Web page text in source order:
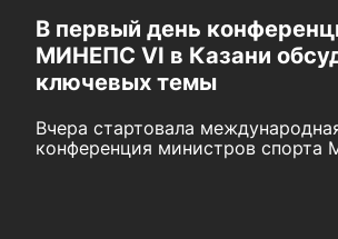
В первый день
МИНЕПС VI в Казани
ключевых темы
Вчера стартовала
конференция министров